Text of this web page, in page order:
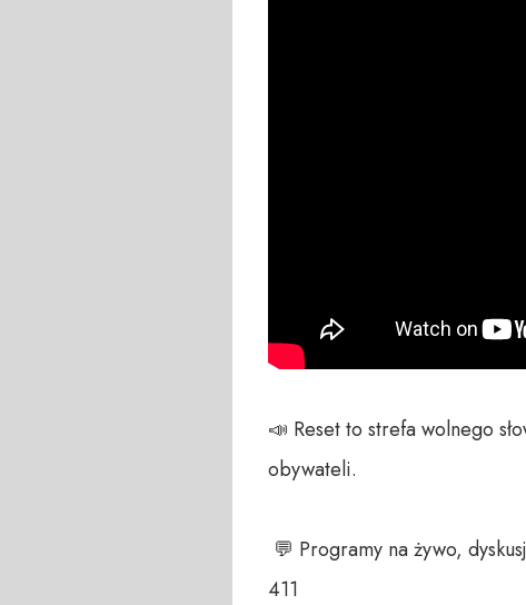
📣 Reset to strefa wolnego
obywateli.
411